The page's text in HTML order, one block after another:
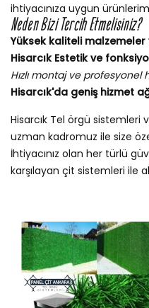
ihtiyacınıza uygun
Neden Bizi Tercih Etmelisiniz?
Yüksek kaliteli
Hisarcık Estetik ve
Hızlı montaj ve profesyonel
Hisarcık'da geniş hizmet
Hisarcık Tel örgü sistemleri
uzman kadromuz ile size
İhtiyacınız olan her türlü
karşılayan çit sistemleri ile